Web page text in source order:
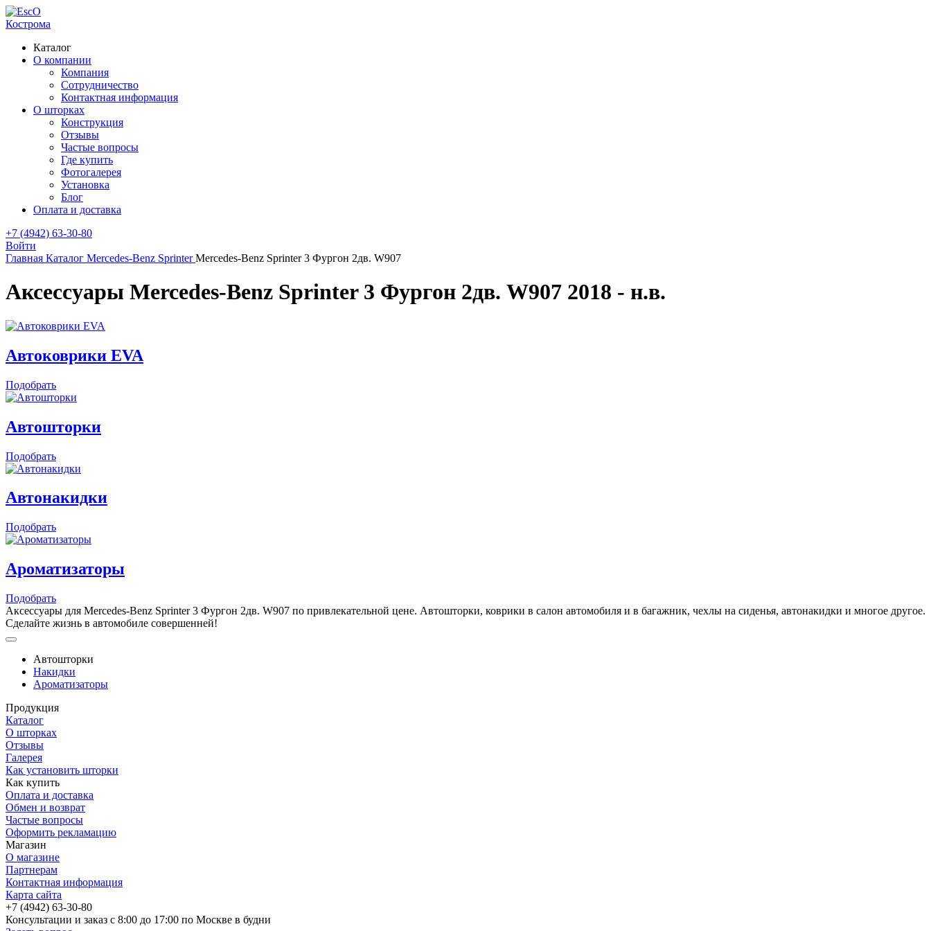
Кострома
Каталог
О компании
Компания
Сотрудничество
Контактная информация
О шторках
Конструкция
Отзывы
Частые вопросы
Где купить
Фотогалерея
Установка
Блог
Оплата и доставка
+7 (4942) 63-30-80
Войти
Главная Каталог Mercedes-Benz Sprinter Mercedes-Benz Sprinter 3 Фургон 2дв. W907
Аксессуары Mercedes-Benz Sprinter 3 Фургон 2дв. W907 2018 - н.в.
Автоковрики EVA
Подобрать
Автошторки
Подобрать
Автонакидки
Подобрать
Ароматизаторы
Подобрать
Аксессуары для Mercedes-Benz Sprinter 3 Фургон 2дв. W907 по привлекательной цене. Автошторки, коврики в салон автомобиля и в багажник, чехлы на сиденья, автонакидки и многое другое.
Сделайте жизнь в автомобиле совершенней!
Автошторки
Накидки
Ароматизаторы
Продукция
Каталог
О шторках
Отзывы
Галерея
Как установить шторки
Как купить
Оплата и доставка
Обмен и возврат
Частые вопросы
Оформить рекламацию
Магазин
О магазине
Партнерам
Контактная информация
Карта сайта
+7 (4942) 63-30-80
Консультации и заказ с 8:00 до 17:00 по Москве в будни